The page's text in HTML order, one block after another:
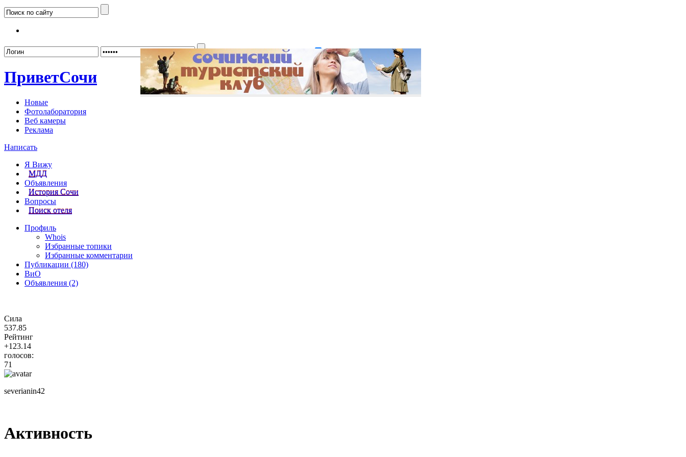
Забыли пароль? Регистрация
ПриветСочи
Новые
Фотолаборатория
Веб камеры
Реклама
Написать
Я Вижу
МДД
Объявления
История Сочи
Вопросы
Поиск отеля
Профиль
Whois
Избранные топики
Избранные комментарии
Публикации (180)
ВиО
Объявления (2)
Сила
537.85
Рейтинг
+123.14
голосов:
71
severianin42
Активность